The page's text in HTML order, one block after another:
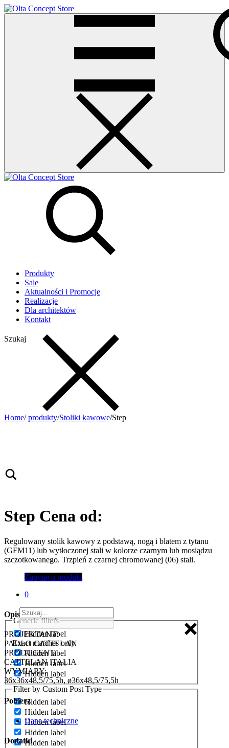
Produkty
Sale
Aktualności i Promocje
Realizacje
Dla architektów
Kontakt
Szukaj
Generic filters
Hidden label
Exact matches only
Hidden label
Hidden label
Hidden label
Filter by Custom Post Type
Hidden label
Hidden label
Hidden label
Hidden label
Hidden label
Home/ produkty/Stoliki kawowe/Step
Step Cena od:
Regulowany stolik kawowy z podstawą, nogą i blatem z tytanu
(GFM11) lub wytłoczonej stali w kolorze czarnym lub mosiądzu
szczotkowanego. Trzpień z czarnej chromowanej (06) stali.
Zapytaj o produkt
0
Opis techniczny
PROJEKTANT:
PAOLO CATTELAN
PRODUCENT:
CATTELAN ITALIA
WYMIARY:
36x36x48,5/75,5h, ø36x48,5/75,5h
Pobierz
Dane techniczne
Dodatki